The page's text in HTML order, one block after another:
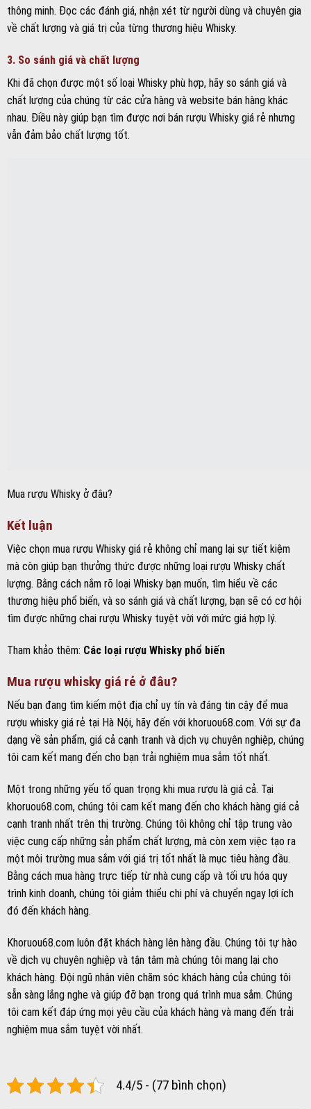
thông minh. Đọc các đánh giá, nhận xét từ người dùng và chuyên gia
về chất lượng và giá trị của từng thương hiệu Whisky.
3. So sánh giá và chất lượng
Khi đã chọn được một số loại Whisky phù hợp, hãy so sánh giá và
chất lượng của chúng từ các cửa hàng và website bán hàng khác
nhau. Điều này giúp bạn tìm được nơi bán rượu Whisky giá rẻ nhưng
vẫn đảm bảo chất lượng tốt.
Mua rượu Whisky ở đâu?
Kết luận
Việc chọn mua rượu Whisky giá rẻ không chỉ mang lại sự tiết kiệm
mà còn giúp bạn thưởng thức được những loại rượu Whisky chất
lượng. Bằng cách nắm rõ loại Whisky bạn muốn, tìm hiểu về các
thương hiệu phổ biến, và so sánh giá và chất lượng, bạn sẽ có cơ hội
tìm được những chai rượu Whisky tuyệt vời với mức giá hợp lý.
Tham khảo thêm: Các loại rượu Whisky phổ biến
Mua rượu whisky giá rẻ ở đâu?
Nếu bạn đang tìm kiếm một địa chỉ uy tín và đáng tin cậy để mua
rượu whisky giá rẻ tại Hà Nội, hãy đến với khoruou68.com. Với sự đa
dạng về sản phẩm, giá cả cạnh tranh và dịch vụ chuyên nghiệp, chúng
tôi cam kết mang đến cho bạn trải nghiệm mua sắm tốt nhất.
Một trong những yếu tố quan trọng khi mua rượu là giá cả. Tại
khoruou68.com, chúng tôi cam kết mang đến cho khách hàng giá cả
cạnh tranh nhất trên thị trường. Chúng tôi không chỉ tập trung vào
việc cung cấp những sản phẩm chất lượng, mà còn xem việc tạo ra
một môi trường mua sắm với giá trị tốt nhất là mục tiêu hàng đầu.
Bằng cách mua hàng trực tiếp từ nhà cung cấp và tối ưu hóa quy
trình kinh doanh, chúng tôi giảm thiểu chi phí và chuyển ngay lợi ích
đó đến khách hàng.
Khoruou68.com luôn đặt khách hàng lên hàng đầu. Chúng tôi tự hào
về dịch vụ chuyên nghiệp và tận tâm mà chúng tôi mang lại cho
khách hàng. Đội ngũ nhân viên chăm sóc khách hàng của chúng tôi
sẵn sàng lắng nghe và giúp đỡ bạn trong quá trình mua sắm. Chúng
tôi cam kết đáp ứng mọi yêu cầu của khách hàng và mang đến trải
nghiệm mua sắm tuyệt vời nhất.
4.4/5 - (77 bình chọn)